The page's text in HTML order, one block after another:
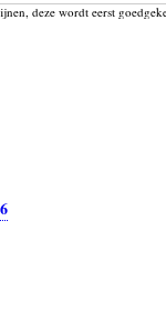
deze wordt eerst